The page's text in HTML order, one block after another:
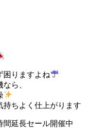
困りますよね
ら、
持ちよく仕上がります
間延長セール開催中